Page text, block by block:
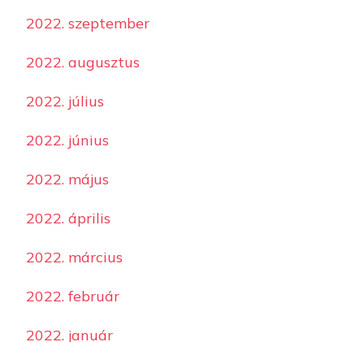
2022. szeptember
2022. augusztus
2022. július
2022. június
2022. május
2022. április
2022. március
2022. február
2022. január